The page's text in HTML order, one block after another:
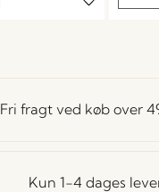
Fri fragt ved køb over
Kun 1-4 dages